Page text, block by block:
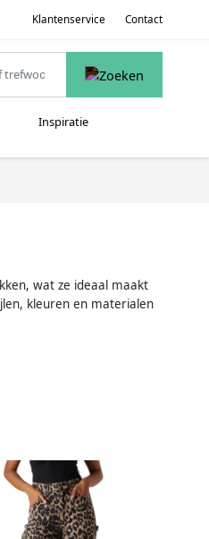
Klantenservice Contact
Inspiratie
wat ze ideaal maakt
kleuren en materialen